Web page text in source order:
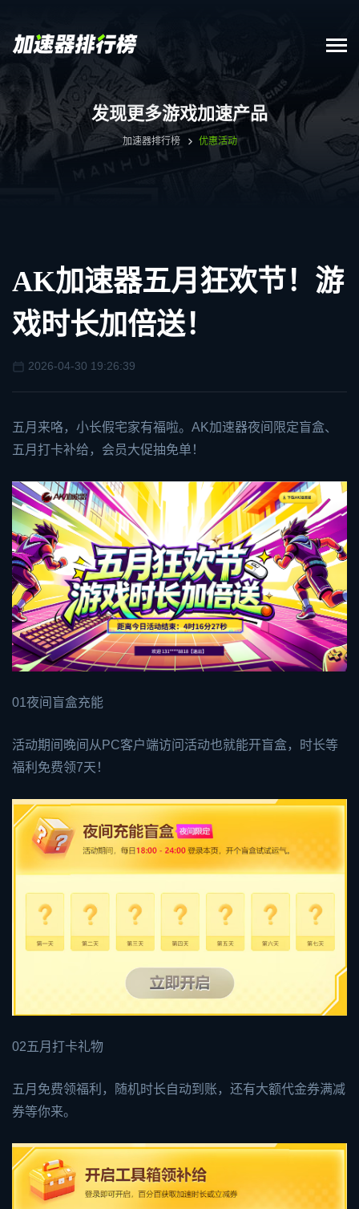
发现更多游戏加速产品
加速器排行榜 优惠活动
AK加速器五月狂欢节！游
戏时长加倍送！
2026-04-30 19:26:39
五月来咯，小长假宅家有福啦。 AK加速器夜间限定盲盒、
五月打卡补给，会员大促抽免单！
01夜间盲盒充能
活动期间晚间从PC客户端访问活动也就能开盲盒，时长等
福利免费领7天！
02五月打卡礼物
五月免费领福利，随机时长自动到账，还有大额代金券满减
券等你来。